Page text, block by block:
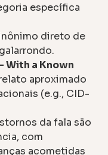
específica
direto de
With a Known
aproximado
(e.g., CID-
da fala são
com
acometidas